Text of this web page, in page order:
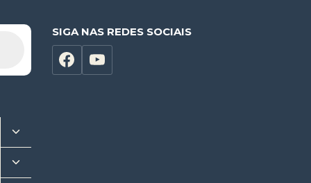
Alternar
menu
filho
Alternar
menu
SIGA NAS REDES SOCIAIS